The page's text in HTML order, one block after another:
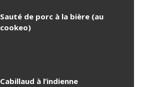
Sauté de porc à la bière (au
cookeo)
Cabillaud à l’indienne